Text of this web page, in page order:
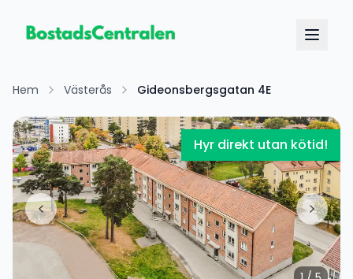
Hem Västerås Gideonsbergsgatan 4E
Hyr direkt utan kötid!